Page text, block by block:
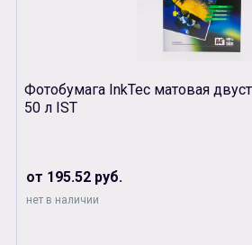
Фотобумага InkTec матовая
50 л IST
от 195.52 руб.
нет в наличии